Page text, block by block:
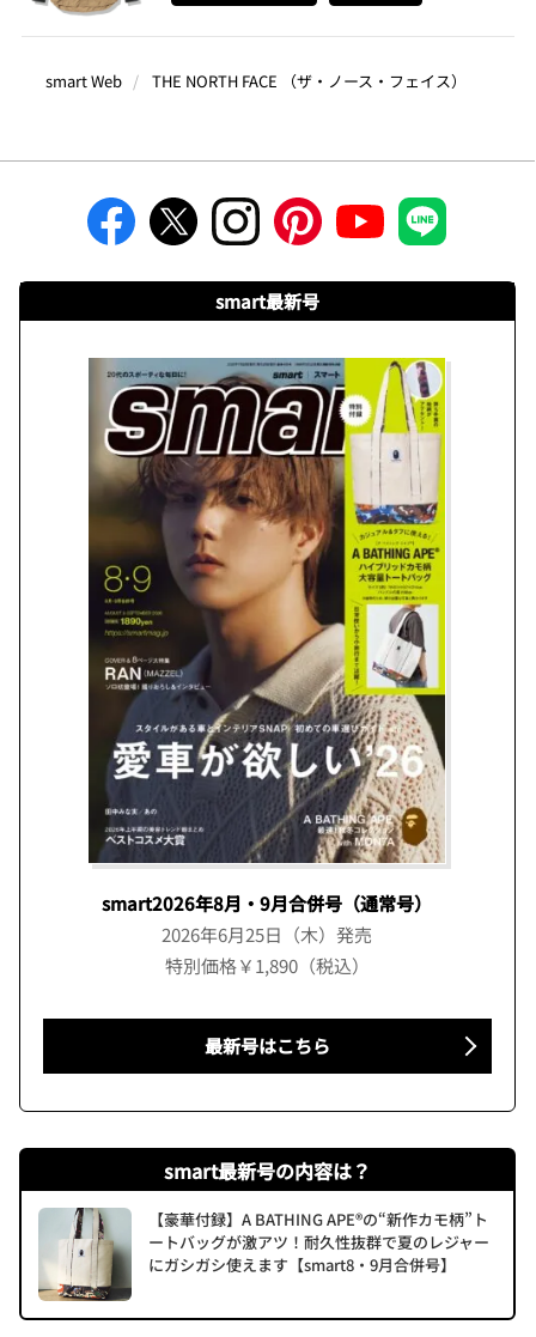
smart Web THE NORTH FACE （ザ・ノース・フェイス）
smart最新号
smart2026年8月・9月合併号（通常号）
2026年6月25日（木）発売
特別価格￥1,890（税込）
最新号はこちら
smart最新号の内容は？
【豪華付録】A BATHING APE®の“新作カモ柄”ト
ートバッグが激アツ！耐久性抜群で夏のレジャー
にガシガシ使えます【smart8・9月合併号】